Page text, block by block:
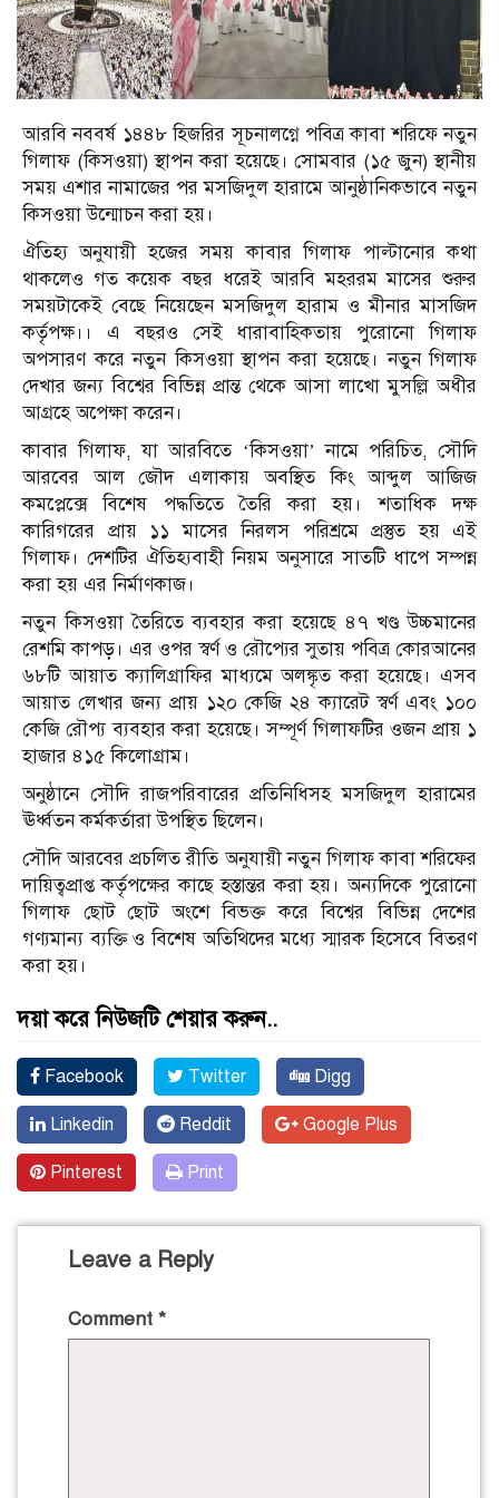
আরবি নববর্ষ ১৪৪৮ হিজরির সূচনালগ্নে পবিত্র কাবা শরিফে নতুন
গিলাফ (কিসওয়া) স্থাপন করা হয়েছে। সোমবার (১৫ জুন) স্থানীয়
সময় এশার নামাজের পর মসজিদুল হারামে আনুষ্ঠানিকভাবে নতুন
কিসওয়া উন্মোচন করা হয়।
ঐতিহ্য অনুযায়ী হজের সময় কাবার গিলাফ পাল্টানোর কথা
থাকলেও গত কয়েক বছর ধরেই আরবি মহররম মাসের শুরুর
সময়টাকেই বেছে নিয়েছেন মসজিদুল হারাম ও মীনার মাসজিদ
কর্তৃপক্ষ।। এ বছরও সেই ধারাবাহিকতায় পুরোনো গিলাফ
অপসারণ করে নতুন কিসওয়া স্থাপন করা হয়েছে। নতুন গিলাফ
দেখার জন্য বিশ্বের বিভিন্ন প্রান্ত থেকে আসা লাখো মুসল্লি অধীর
আগ্রহে অপেক্ষা করেন।
কাবার গিলাফ, যা আরবিতে ‘কিসওয়া’ নামে পরিচিত, সৌদি
আরবের আল জৌদ এলাকায় অবস্থিত কিং আব্দুল আজিজ
কমপ্লেক্সে বিশেষ পদ্ধতিতে তৈরি করা হয়। শতাধিক দক্ষ
কারিগরের প্রায় ১১ মাসের নিরলস পরিশ্রমে প্রস্তুত হয় এই
গিলাফ। দেশটির ঐতিহ্যবাহী নিয়ম অনুসারে সাতটি ধাপে সম্পন্ন
করা হয় এর নির্মাণকাজ।
নতুন কিসওয়া তৈরিতে ব্যবহার করা হয়েছে ৪৭ খণ্ড উচ্চমানের
রেশমি কাপড়। এর ওপর স্বর্ণ ও রৌপ্যের সুতায় পবিত্র কোরআনের
৬৮টি আয়াত ক্যালিগ্রাফির মাধ্যমে অলঙ্কৃত করা হয়েছে। এসব
আয়াত লেখার জন্য প্রায় ১২০ কেজি ২৪ ক্যারেট স্বর্ণ এবং ১০০
কেজি রৌপ্য ব্যবহার করা হয়েছে। সম্পূর্ণ গিলাফটির ওজন প্রায় ১
হাজার ৪১৫ কিলোগ্রাম।
অনুষ্ঠানে সৌদি রাজপরিবারের প্রতিনিধিসহ মসজিদুল হারামের
ঊর্ধ্বতন কর্মকর্তারা উপস্থিত ছিলেন।
সৌদি আরবের প্রচলিত রীতি অনুযায়ী নতুন গিলাফ কাবা শরিফের
দায়িত্বপ্রাপ্ত কর্তৃপক্ষের কাছে হস্তান্তর করা হয়। অন্যদিকে পুরোনো
গিলাফ ছোট ছোট অংশে বিভক্ত করে বিশ্বের বিভিন্ন দেশের
গণ্যমান্য ব্যক্তি ও বিশেষ অতিথিদের মধ্যে স্মারক হিসেবে বিতরণ
করা হয়।
দয়া করে নিউজটি শেয়ার করুন..
Facebook Twitter Digg
Linkedin Reddit Google Plus
Pinterest Print
Leave a Reply
Comment *